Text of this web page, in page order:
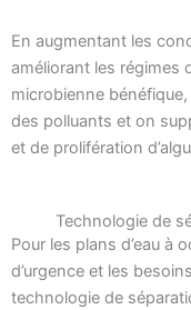
En augmentant les
améliorant les régimes
microbienne
des polluants et on
et de prolifération
Technologie de
Pour les plans d’eau à
d’urgence et les
technologie de